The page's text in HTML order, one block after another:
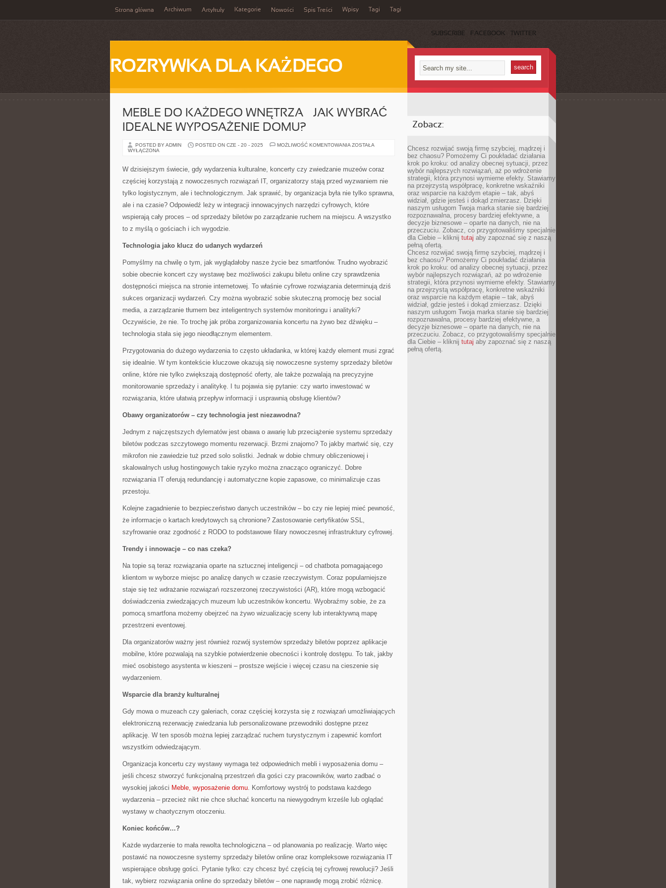
Strona główna Archiwum Artykuły Kategorie Nowości Spis Treści Wpisy Tagi Tagi
SUBSCRIBE FACEBOOK TWITTER
ROZRYWKA DLA KAŻDEGO
MEBLE DO KAŻDEGO WNĘTRZA – JAK WYBRAĆ
IDEALNE WYPOSAŻENIE DOMU?
POSTED BY ADMIN POSTED ON CZE - 20 - 2025 MOŻLIWOŚĆ KOMENTOWANIA MEBLE
JAK
IDEALNE
DOMU?
ZOSTAŁA
WYŁĄCZONA
W dzisiejszym świecie, gdy wydarzenia kulturalne, koncerty czy zwiedzanie muzeów coraz
częściej korzystają z nowoczesnych rozwiązań IT, organizatorzy stają przed wyzwaniem nie
tylko logistycznym, ale i technologicznym. Jak sprawić, by organizacja była nie tylko sprawna,
ale i na czasie? Odpowiedź leży w integracji innowacyjnych narzędzi cyfrowych, które
wspierają cały proces – od sprzedaży biletów po zarządzanie ruchem na miejscu. A wszystko
to z myślą o gościach i ich wygodzie.
Technologia jako klucz do udanych wydarzeń
Pomyślmy na chwilę o tym, jak wyglądałoby nasze życie bez smartfonów. Trudno wyobrazić
sobie obecnie koncert czy wystawę bez możliwości zakupu biletu online czy sprawdzenia
dostępności miejsca na stronie internetowej. To właśnie cyfrowe rozwiązania determinują dziś
sukces organizacji wydarzeń. Czy można wyobrazić sobie skuteczną promocję bez social
media, a zarządzanie tłumem bez inteligentnych systemów monitoringu i analityki?
Oczywiście, że nie. To trochę jak próba zorganizowania koncertu na żywo bez dźwięku –
technologia stała się jego nieodłącznym elementem.
Przygotowania do dużego wydarzenia to często układanka, w której każdy element musi zgrać
się idealnie. W tym kontekście kluczowe okazują się nowoczesne systemy sprzedaży biletów
online, które nie tylko zwiększają dostępność oferty, ale także pozwalają na precyzyjne
monitorowanie sprzedaży i analitykę. I tu pojawia się pytanie: czy warto inwestować w
rozwiązania, które ułatwią przepływ informacji i usprawnią obsługę klientów?
Obawy organizatorów – czy technologia jest niezawodna?
Jednym z najczęstszych dylematów jest obawa o awarię lub przeciążenie systemu sprzedaży
biletów podczas szczytowego momentu rezerwacji. Brzmi znajomo? To jakby martwić się, czy
mikrofon nie zawiedzie tuż przed solo solistki. Jednak w dobie chmury obliczeniowej i
skalowalnych usług hostingowych takie ryzyko można znacząco ograniczyć. Dobre
rozwiązania IT oferują redundancję i automatyczne kopie zapasowe, co minimalizuje czas
przestoju.
Kolejne zagadnienie to bezpieczeństwo danych uczestników – bo czy nie lepiej mieć pewność,
że informacje o kartach kredytowych są chronione? Zastosowanie certyfikatów SSL,
szyfrowanie oraz zgodność z RODO to podstawowe filary nowoczesnej infrastruktury cyfrowej.
Trendy i innowacje – co nas czeka?
Na topie są teraz rozwiązania oparte na sztucznej inteligencji – od chatbota pomagającego
klientom w wyborze miejsc po analizę danych w czasie rzeczywistym. Coraz popularniejsze
staje się też wdrażanie rozwiązań rozszerzonej rzeczywistości (AR), które mogą wzbogacić
doświadczenia zwiedzających muzeum lub uczestników koncertu. Wyobraźmy sobie, że za
pomocą smartfona możemy obejrzeć na żywo wizualizację sceny lub interaktywną mapę
przestrzeni eventowej.
Dla organizatorów ważny jest również rozwój systemów sprzedaży biletów poprzez aplikacje
mobilne, które pozwalają na szybkie potwierdzenie obecności i kontrolę dostępu. To tak, jakby
mieć osobistego asystenta w kieszeni – prostsze wejście i więcej czasu na cieszenie się
wydarzeniem.
Wsparcie dla branży kulturalnej
Gdy mowa o muzeach czy galeriach, coraz częściej korzysta się z rozwiązań umożliwiających
elektroniczną rezerwację zwiedzania lub personalizowane przewodniki dostępne przez
aplikację. W ten sposób można lepiej zarządzać ruchem turystycznym i zapewnić komfort
wszystkim odwiedzającym.
Organizacja koncertu czy wystawy wymaga też odpowiednich mebli i wyposażenia domu –
jeśli chcesz stworzyć funkcjonalną przestrzeń dla gości czy pracowników, warto zadbać o
wysokiej jakości Meble, wyposażenie domu. Komfortowy wystrój to podstawa każdego
wydarzenia – przecież nikt nie chce słuchać koncertu na niewygodnym krześle lub oglądać
wystawy w chaotycznym otoczeniu.
Koniec końców…?
Każde wydarzenie to mała rewolta technologiczna – od planowania po realizację. Warto więc
postawić na nowoczesne systemy sprzedaży biletów online oraz kompleksowe rozwiązania IT
wspierające obsługę gości. Pytanie tylko: czy chcesz być częścią tej cyfrowej rewolucji? Jeśli
tak, wybierz rozwiązania online do sprzedaży biletów – one naprawdę mogą zrobić różnicę.
Zobacz:
Chcesz rozwijać swoją firmę szybciej, mądrzej i
bez chaosu? Pomożemy Ci poukładać działania
krok po kroku: od analizy obecnej sytuacji, przez
wybór najlepszych rozwiązań, aż po wdrożenie
strategii, która przynosi wymierne efekty. Stawiamy
na przejrzystą współpracę, konkretne wskaźniki
oraz wsparcie na każdym etapie – tak, abyś
widział, gdzie jesteś i dokąd zmierzasz. Dzięki
naszym usługom Twoja marka stanie się bardziej
rozpoznawalna, procesy bardziej efektywne, a
decyzje biznesowe – oparte na danych, nie na
przeczuciu. Zobacz, co przygotowaliśmy specjalnie
dla Ciebie – kliknij tutaj aby zapoznać się z naszą
pełną ofertą.
Chcesz rozwijać swoją firmę szybciej, mądrzej i
bez chaosu? Pomożemy Ci poukładać działania
krok po kroku: od analizy obecnej sytuacji, przez
wybór najlepszych rozwiązań, aż po wdrożenie
strategii, która przynosi wymierne efekty. Stawiamy
na przejrzystą współpracę, konkretne wskaźniki
oraz wsparcie na każdym etapie – tak, abyś
widział, gdzie jesteś i dokąd zmierzasz. Dzięki
naszym usługom Twoja marka stanie się bardziej
rozpoznawalna, procesy bardziej efektywne, a
decyzje biznesowe – oparte na danych, nie na
przeczuciu. Zobacz, co przygotowaliśmy specjalnie
dla Ciebie – kliknij tutaj aby zapoznać się z naszą
pełną ofertą.